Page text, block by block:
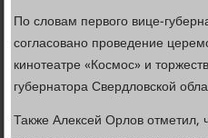
По словам первого вице-
согласовано проведение
кинотеатре «Космос» и
губернатора Свердловской
Также Алексей Орлов отметил,